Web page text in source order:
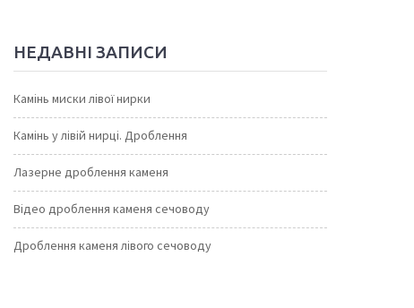
НЕДАВНІ ЗАПИСИ
Камінь миски лівої нирки
Камінь у лівій нирці. Дроблення
Лазерне дроблення каменя
Відео дроблення каменя сечоводу
Дроблення каменя лівого сечоводу